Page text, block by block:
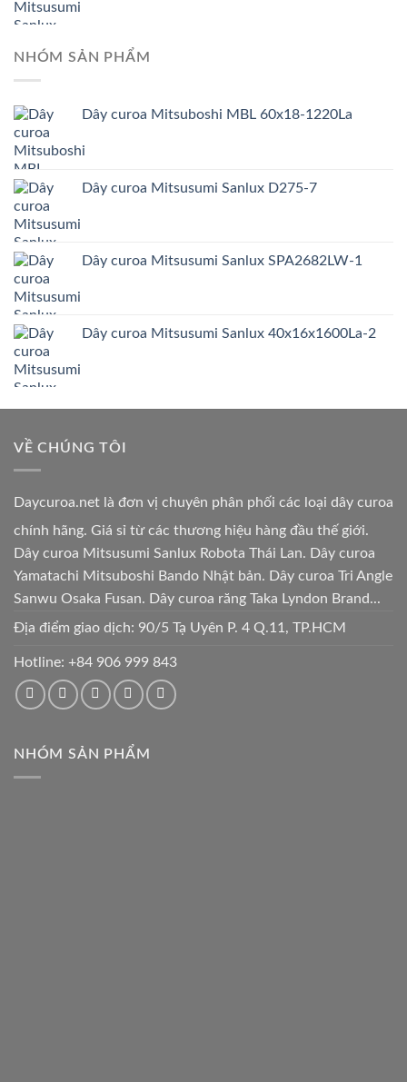
NHÓM SẢN PHẨM
Dây curoa Mitsuboshi MBL 60x18-1220La
Dây curoa Mitsusumi Sanlux D275-7
Dây curoa Mitsusumi Sanlux SPA2682LW-1
Dây curoa Mitsusumi Sanlux 40x16x1600La-2
VỀ CHÚNG TÔI
Daycuroa.net là đơn vị chuyên phân phối các loại dây curoa
chính hãng. Giá sỉ từ các thương hiệu hàng đầu thế giới.
Dây curoa Mitsusumi Sanlux Robota Thái Lan. Dây curoa
Yamatachi Mitsuboshi Bando Nhật bản. Dây curoa Tri Angle
Sanwu Osaka Fusan. Dây curoa răng Taka Lyndon Brand...
Địa điểm giao dịch: 90/5 Tạ Uyên P. 4 Q.11, TP.HCM
Hotline: +84 906 999 843
NHÓM SẢN PHẨM